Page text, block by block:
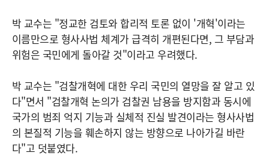
박 교수는 "정교한 검토와 합리적 토론 없이 '개혁'이라는
이름만으로 형사사법 체계가 급격히 개편된다면, 그 부담과
위험은 국민에게 돌아갈 것"이라고 우려했다.
박 교수는 "검찰개혁에 대한 우리 국민의 열망을 잘 알고 있
다"면서 "검찰개혁 논의가 검찰권 남용을 방지함과 동시에
국가의 범죄 억지 기능과 실체적 진실 발견이라는 형사사법
의 본질적 기능을 훼손하지 않는 방향으로 나아가길 바란
다"고 덧붙였다.